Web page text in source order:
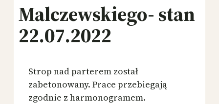
Malczewskiego- stan
22.07.2022
Strop nad parterem został
zabetonowany. Prace przebiegają
zgodnie z harmonogramem.